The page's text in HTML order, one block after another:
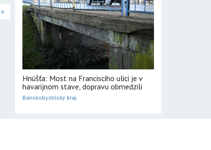
»
Hnúšťa: Most na Francisciho ulici je v
havarijnom stave, dopravu obmedzili
Banskobystrický kraj